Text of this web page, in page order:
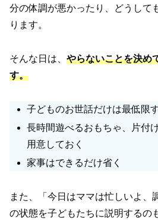
分の体調が悪かったり、どうして
ります。
そんな日は、 やらないことを決め
す。
子どものお世話だけは最低限
長時間遊べるおもちゃ、片付
用意しておく
家事はできるだけ省く
また、「今日はママは忙しいよ、
の状態を子どもたちに説明するの